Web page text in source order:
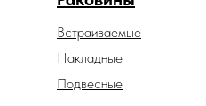
Встраиваемые
Накладные
Подвесные